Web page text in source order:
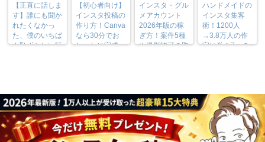
【正直に話しま
す】誰にも聞か
れたくなかっ
た、僕のいちば
ん恥ずかしい話
【初心者向け】
インスタ投稿の
作り方！Canva
なら30分でお
しゃれに完成
インスタ・グル
メアカウント
2026年版の稼
ぎ方！案件5種
や撮影許可の取
ハンドメイドの
インスタ集客
術！1200人
→3.8万人の作
家に学ぶ7つの